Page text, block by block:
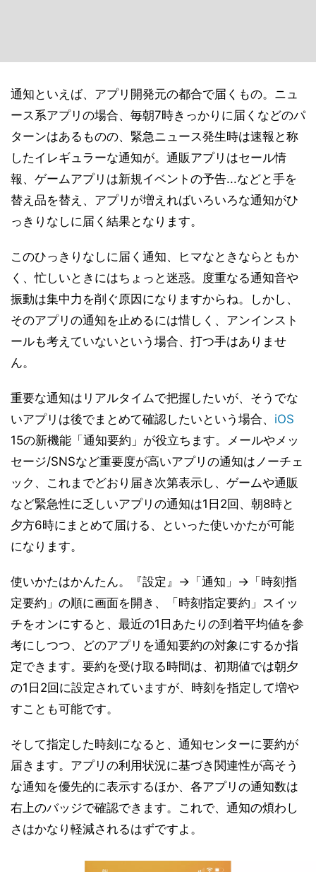
通知といえば、アプリ開発元の都合で届くもの。ニュ
ース系アプリの場合、毎朝7時きっかりに届くなどのパ
ターンはあるものの、緊急ニュース発生時は速報と称
したイレギュラーな通知が。通販アプリはセール情
報、ゲームアプリは新規イベントの予告...などと手を
替え品を替え、アプリが増えればいろいろな通知がひ
っきりなしに届く結果となります。
このひっきりなしに届く通知、ヒマなときならともか
く、忙しいときにはちょっと迷惑。度重なる通知音や
振動は集中力を削ぐ原因になりますからね。しかし、
そのアプリの通知を止めるには惜しく、アンインスト
ールも考えていないという場合、打つ手はありませ
ん。
重要な通知はリアルタイムで把握したいが、そうでな
いアプリは後でまとめて確認したいという場合、 iOS
15の新機能「通知要約」が役立ちます。メールやメッ
セージ/SNSなど重要度が高いアプリの通知はノーチェ
ック、これまでどおり届き次第表示し、ゲームや通販
など緊急性に乏しいアプリの通知は1日2回、朝8時と
夕方6時にまとめて届ける、といった使いかたが可能
になります。
使いかたはかんたん。『設定』→「通知」→「時刻指
定要約」の順に画面を開き、「時刻指定要約」スイッ
チをオンにすると、最近の1日あたりの到着平均値を参
考にしつつ、どのアプリを通知要約の対象にするか指
定できます。要約を受け取る時間は、初期値では朝夕
の1日2回に設定されていますが、時刻を指定して増や
すことも可能です。
そして指定した時刻になると、通知センターに要約が
届きます。アプリの利用状況に基づき関連性が高そう
な通知を優先的に表示するほか、各アプリの通知数は
右上のバッジで確認できます。これで、通知の煩わし
さはかなり軽減されるはずですよ。